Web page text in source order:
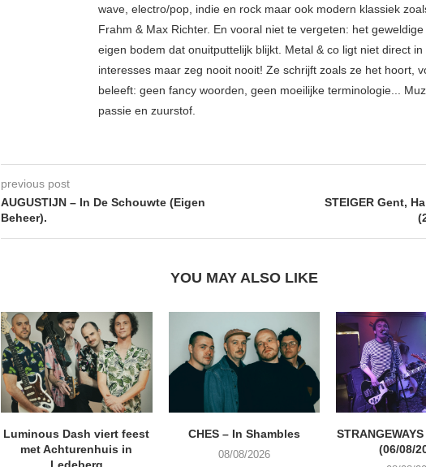
wave, electro/pop, indie en rock maar ook modern klassiek
Frahm & Max Richter. En vooral niet te vergeten: het
eigen bodem dat onuitputtelijk blijkt. Metal & co ligt niet direct in
interesses maar zeg nooit nooit! Ze schrijft zoals ze het hoort,
beleeft: geen fancy woorden, geen moeilijke terminologie...
passie en zuurstof.
previous post
AUGUSTIJN – In De Schouwte (Eigen
Beheer).
STEIGER Gent,
YOU MAY ALSO LIKE
Luminous Dash viert feest
met Achturenhuis in
CHES – In Shambles
08/08/2026
(06/08/